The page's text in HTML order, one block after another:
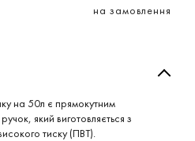
на замовлення
на 50л є прямокутним
який виготовляється з
тиску (ПВТ).